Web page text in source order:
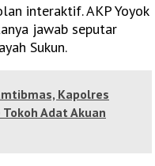
interaktif. AKP Yoyok
jawab seputar
Sukun.
Kapolres
Adat Akuan